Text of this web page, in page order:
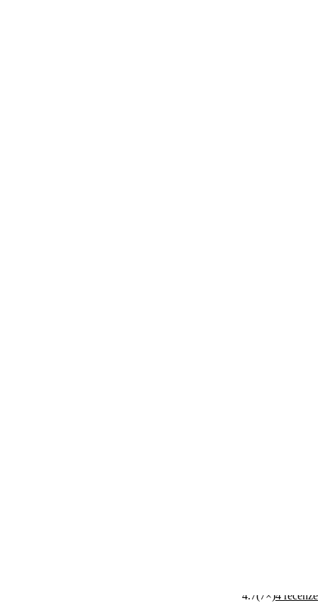
4.7(7×)4 recenze